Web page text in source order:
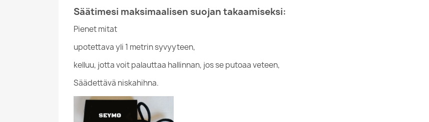
Säätimesi maksimaalisen suojan takaamiseksi:
Pienet mitat
upotettava yli 1 metrin syvyyteen,
kelluu, jotta voit palauttaa hallinnan, jos se putoaa veteen,
Säädettävä niskahihna.